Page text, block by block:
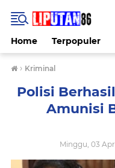
Home Terpopuler
› Kriminal
Polisi
Amunisi
Minggu, 03